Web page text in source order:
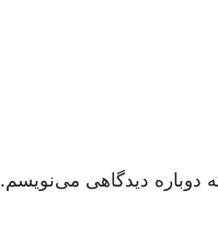
دوباره دیدگاهی می‌نویسم.